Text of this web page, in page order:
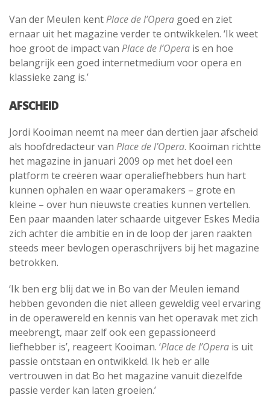
Van der Meulen kentPlace de l’Opera goed en ziet
ernaar uit het magazine verder te ontwikkelen. ‘Ik weet
hoe groot de impact van Place de l’Opera is en hoe
belangrijk een goed internetmedium voor opera en
klassieke zang is.’
AFSCHEID
Jordi Kooiman neemt na meer dan dertien jaar afscheid
als hoofdredacteur van Place de l’Opera. Kooiman richtte
het magazine in januari 2009 op met het doel een
platform te creëren waar operaliefhebbers hun hart
kunnen ophalen en waar operamakers – grote en
kleine – over hun nieuwste creaties kunnen vertellen.
Een paar maanden later schaarde uitgever Eskes Media
zich achter die ambitie en in de loop der jaren raakten
steeds meer bevlogen operaschrijvers bij het magazine
betrokken.
‘Ik ben erg blij dat we in Bo van der Meulen iemand
hebben gevonden die niet alleen geweldig veel ervaring
in de operawereld en kennis van het operavak met zich
meebrengt, maar zelf ook een gepassioneerd
liefhebber is’, reageert Kooiman. ‘Place de l’Opera is uit
passie ontstaan en ontwikkeld. Ik heb er alle
vertrouwen in dat Bo het magazine vanuit diezelfde
passie verder kan laten groeien.’